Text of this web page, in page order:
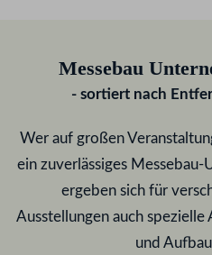
Messebau
- sortiert nach
Wer auf großen
ein zuverlässiges
ergeben sich für
Ausstellungen auch
und